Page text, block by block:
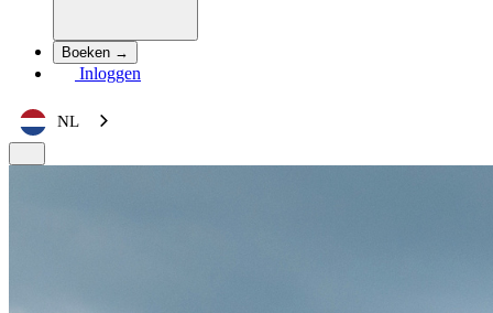
Boeken →
Inloggen
NL